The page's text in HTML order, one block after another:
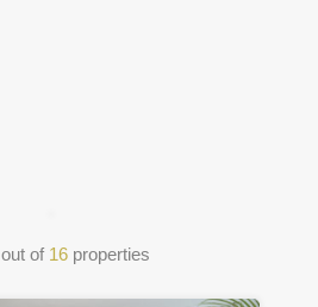
out of 16 properties